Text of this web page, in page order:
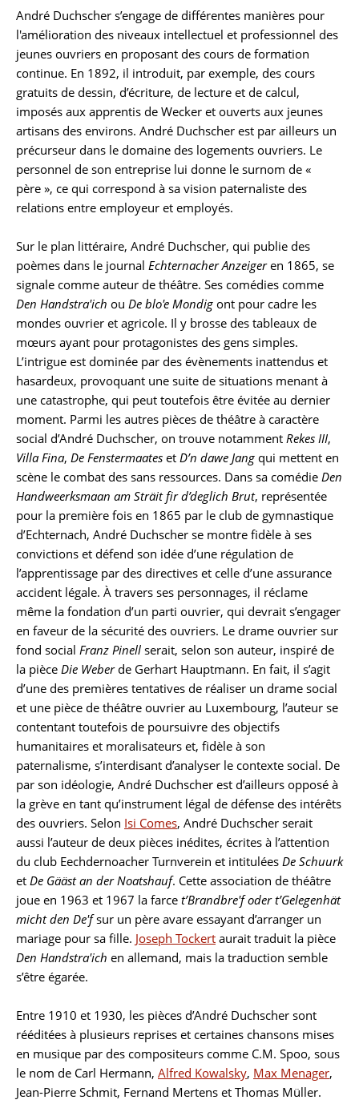
André Duchscher s’engage de différentes manières pour
l'amélioration des niveaux intellectuel et professionnel des
jeunes ouvriers en proposant des cours de formation
continue. En 1892, il introduit, par exemple, des cours
gratuits de dessin, d’écriture, de lecture et de calcul,
imposés aux apprentis de Wecker et ouverts aux jeunes
artisans des environs. André Duchscher est par ailleurs un
précurseur dans le domaine des logements ouvriers. Le
personnel de son entreprise lui donne le surnom de «
père », ce qui correspond à sa vision paternaliste des
relations entre employeur et employés.
Sur le plan littéraire, André Duchscher, qui publie des
poèmes dans le journal Echternacher Anzeigeren 1865, se
signale comme auteur de théâtre. Ses comédies comme
Den Handstra'ich ou De blo'e Mondig ont pour cadre les
mondes ouvrier et agricole. Il y brosse des tableaux de
mœurs ayant pour protagonistes des gens simples.
L’intrigue est dominée par des évènements inattendus et
hasardeux, provoquant une suite de situations menant à
une catastrophe, qui peut toutefois être évitée au dernier
moment. Parmi les autres pièces de théâtre à caractère
social d’André Duchscher, on trouve notamment Rekes III,
Villa Fina, De Fenstermaates et D’n dawe Jang qui mettent en
scène le combat des sans ressources. Dans sa comédie Den
Handweerksmaan am Sträit fir d’deglich Brut, représentée
pour la première fois en 1865 par le club de gymnastique
d’Echternach, André Duchscher se montre fidèle à ses
convictions et défend son idée d’une régulation de
l’apprentissage par des directives et celle d’une assurance
accident légale. À travers ses personnages, il réclame
même la fondation d’un parti ouvrier, qui devrait s’engager
en faveur de la sécurité des ouvriers. Le drame ouvrier sur
fond social Franz Pinell serait, selon son auteur, inspiré de
la pièce Die Weberde Gerhart Hauptmann. En fait, il s’agit
d’une des premières tentatives de réaliser un drame social
et une pièce de théâtre ouvrier au Luxembourg, l’auteur se
contentant toutefois de poursuivre des objectifs
humanitaires et moralisateurs et, fidèle à son
paternalisme, s’interdisant d’analyser le contexte social. De
par son idéologie, André Duchscher est d’ailleurs opposé à
la grève en tant qu’instrument légal de défense des intérêts
des ouvriers. Selon Isi Comes, André Duchscher serait
aussi l’auteur de deux pièces inédites, écrites à l’attention
du club Eechdernoacher Turnverein et intitulées De Schuurk
et De Gääst an der Noatshauf. Cette association de théâtre
joue en 1963 et 1967 la farce t’Brandbre'f oder t’Gelegenhät
micht den De'fsur un père avare essayant d’arranger un
mariage pour sa fille. Joseph Tockert aurait traduit la pièce
Den Handstra'ich en allemand, mais la traduction semble
s’être égarée.
Entre 1910 et 1930, les pièces d’André Duchscher sont
rééditées à plusieurs reprises et certaines chansons mises
en musique par des compositeurs comme C.M. Spoo, sous
le nom de Carl Hermann, Alfred Kowalsky, Max Menager,
Jean-Pierre Schmit, Fernand Mertens et Thomas Müller.